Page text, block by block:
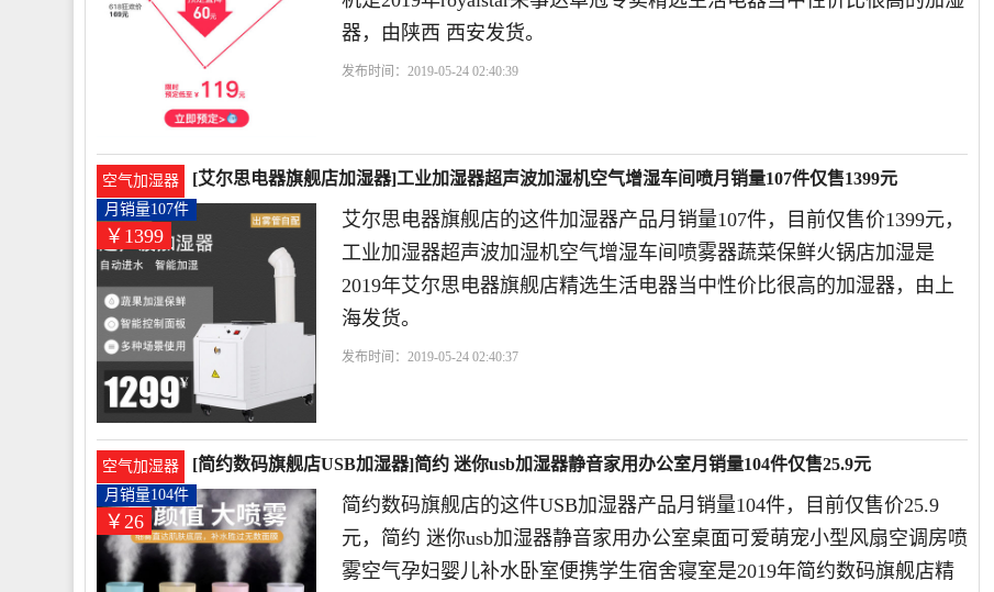
器，由陕西 西安发货。
发布时间：2019-05-24 02:40:39
空气加湿器 [艾尔思电器旗舰店加湿器]工业加湿器超声波加湿机空气增湿车间喷月销量107件仅售1399元
￥1399
月销量107件
艾尔思电器旗舰店的这件加湿器产品月销量107件，目前仅售价1399元，
工业加湿器超声波加湿机空气增湿车间喷雾器蔬菜保鲜火锅店加湿是
2019年艾尔思电器旗舰店精选生活电器当中性价比很高的加湿器，由上
海发货。
发布时间：2019-05-24 02:40:37
空气加湿器 [简约数码旗舰店USB加湿器]简约 迷你usb加湿器静音家用办公室月销量104件仅售25.9元
￥26
月销量104件
简约数码旗舰店的这件USB加湿器产品月销量104件，目前仅售价25.9
元，简约 迷你usb加湿器静音家用办公室桌面可爱萌宠小型风扇空调房喷
雾空气孕妇婴儿补水卧室便携学生宿舍寝室是2019年简约数码旗舰店精